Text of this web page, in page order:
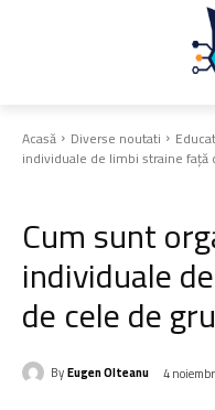
Acasă Diverse noutati
individuale de limbi straine față
Cum sunt
individuale
de cele de
ByEugen Olteanu 4